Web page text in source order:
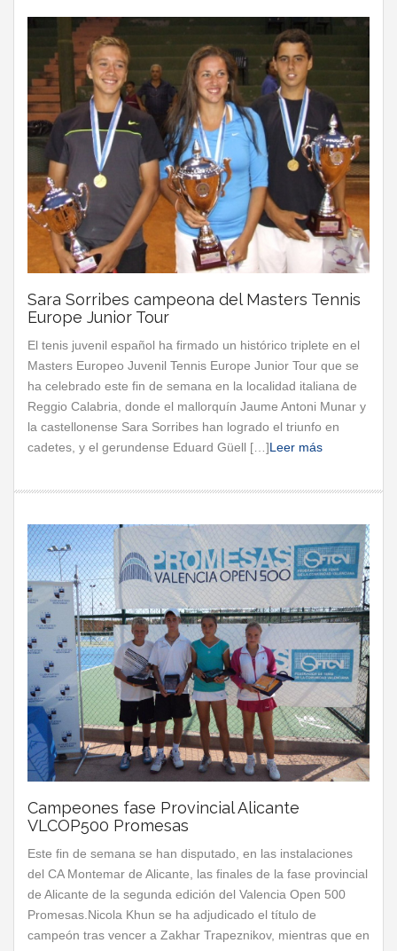
Sara Sorribes campeona del Masters Tennis
Europe Junior Tour
El tenis juvenil español ha firmado un histórico triplete en el
Masters Europeo Juvenil Tennis Europe Junior Tour que se
ha celebrado este fin de semana en la localidad italiana de
Reggio Calabria, donde el mallorquín Jaume Antoni Munar y
la castellonense Sara Sorribes han logrado el triunfo en
cadetes, y el gerundense Eduard Güell […]Leer más
Campeones fase Provincial Alicante
VLCOP500 Promesas
Este fin de semana se han disputado, en las instalaciones
del CA Montemar de Alicante, las finales de la fase provincial
de Alicante de la segunda edición del Valencia Open 500
Promesas.Nicola Khun se ha adjudicado el título de
campeón tras vencer a Zakhar Trapeznikov, mientras que en